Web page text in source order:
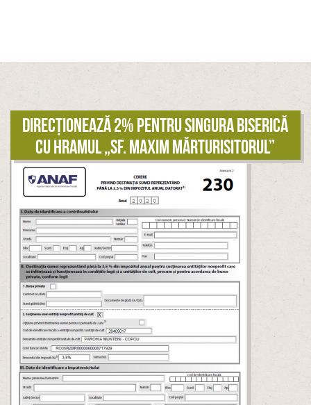
Direcționează 2% pentru singura biserică
cu hramul „Sf. Maxim Mărturisitorul”